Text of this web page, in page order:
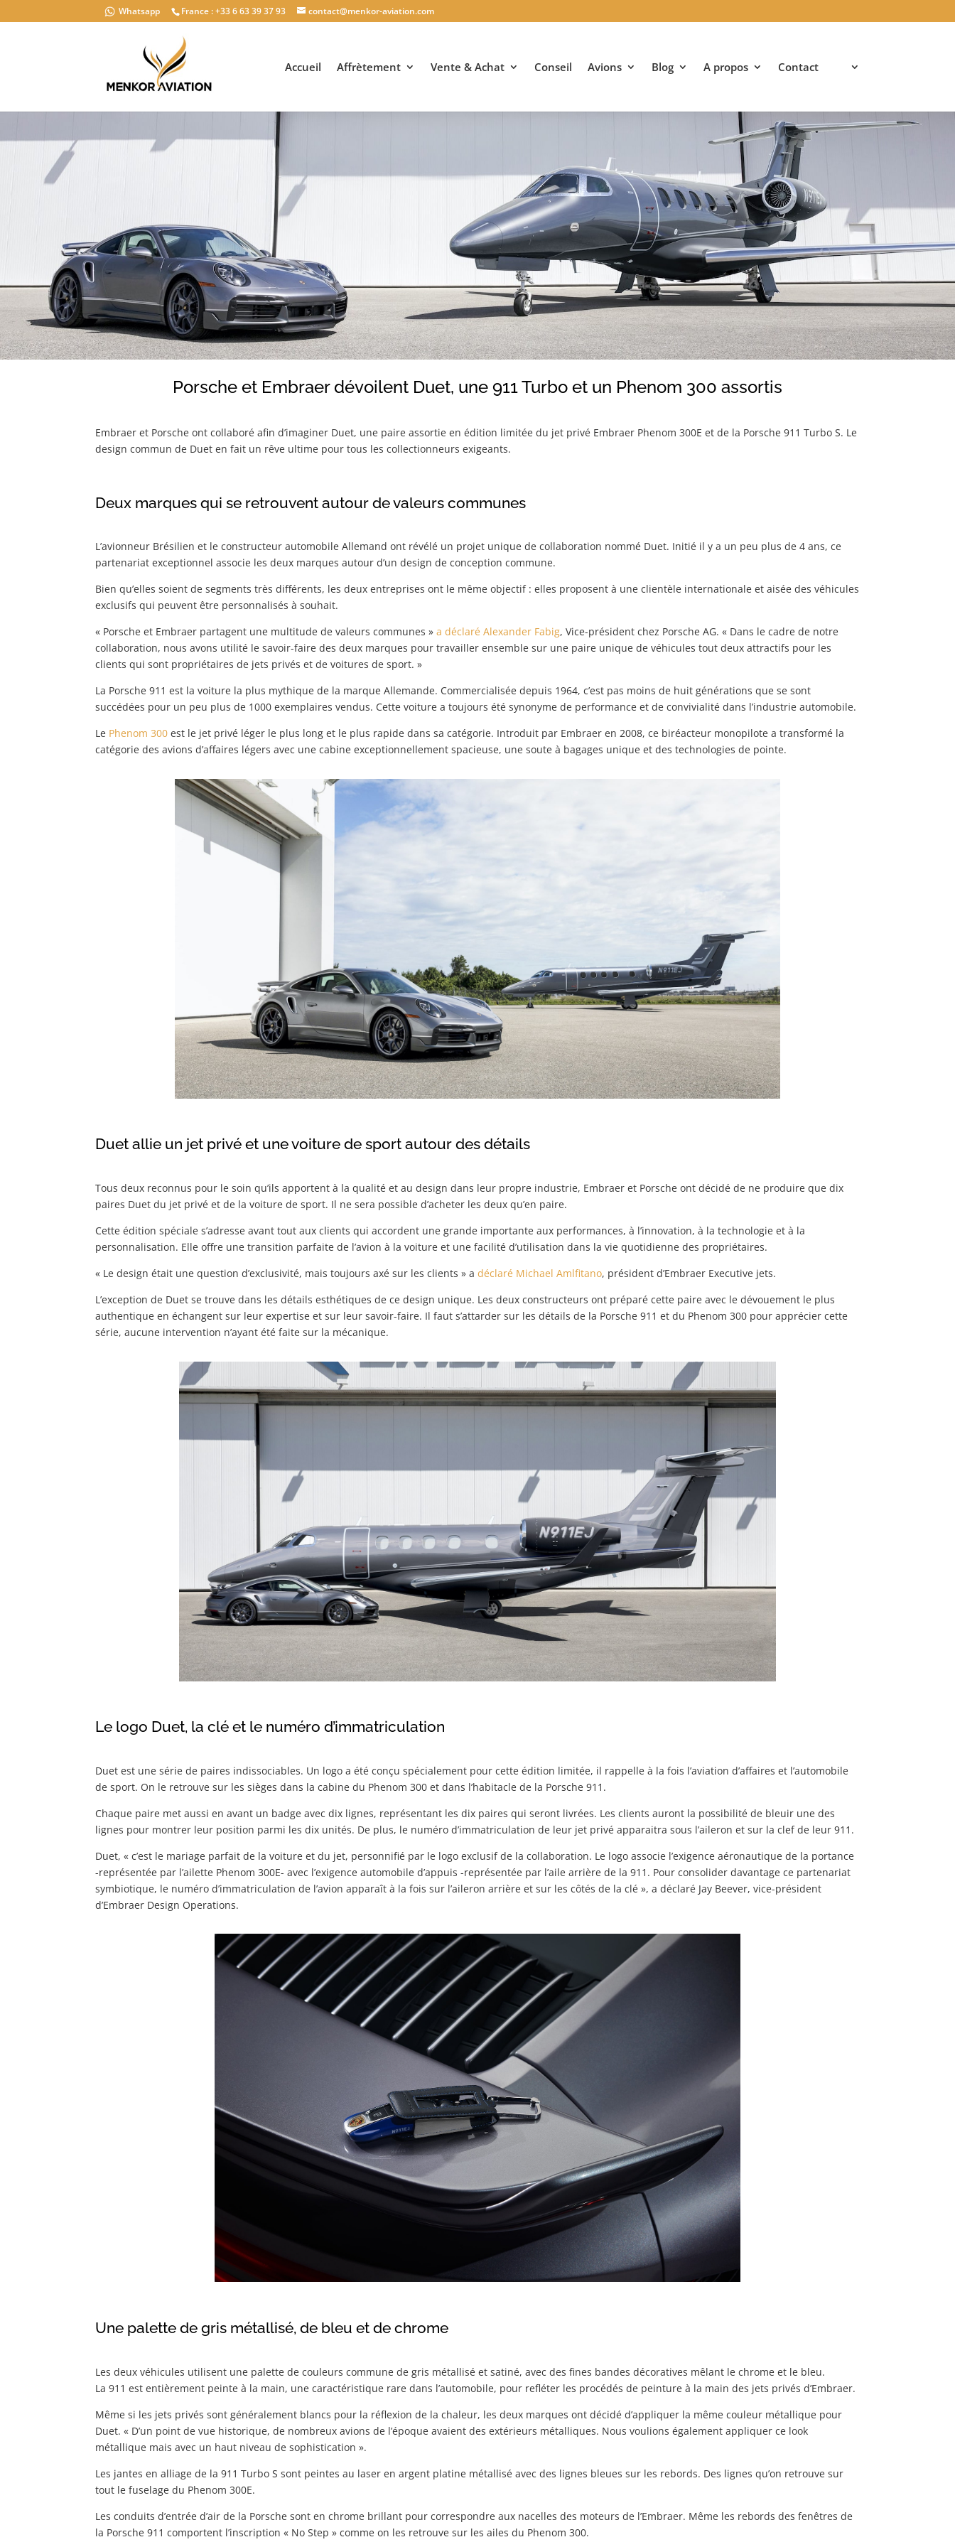
Whatsapp France : +33 6 63 39 37 93 contact@menkor-aviation.com
Accueil Affrètement Vente & Achat Conseil Avions Blog A propos Contact
Porsche et Embraer dévoilent Duet, une 911 Turbo et un Phenom 300 assortis
Embraer et Porsche ont collaboré afin d’imaginer Duet, une paire assortie en édition limitée du jet privé Embraer Phenom 300E et de la Porsche 911 Turbo S. Le
design commun de Duet en fait un rêve ultime pour tous les collectionneurs exigeants.
Deux marques qui se retrouvent autour de valeurs communes
L’avionneur Brésilien et le constructeur automobile Allemand ont révélé un projet unique de collaboration nommé Duet. Initié il y a un peu plus de 4 ans, ce
partenariat exceptionnel associe les deux marques autour d’un design de conception commune.
Bien qu’elles soient de segments très différents, les deux entreprises ont le même objectif : elles proposent à une clientèle internationale et aisée des véhicules
exclusifs qui peuvent être personnalisés à souhait.
« Porsche et Embraer partagent une multitude de valeurs communes »a déclaré Alexander Fabig, Vice-président chez Porsche AG. « Dans le cadre de notre
collaboration, nous avons utilité le savoir-faire des deux marques pour travailler ensemble sur une paire unique de véhicules tout deux attractifs pour les
clients qui sont propriétaires de jets privés et de voitures de sport. »
La Porsche 911 est la voiture la plus mythique de la marque Allemande. Commercialisée depuis 1964, c’est pas moins de huit générations que se sont
succédées pour un peu plus de 1000 exemplaires vendus. Cette voiture a toujours été synonyme de performance et de convivialité dans l’industrie automobile.
Le Phenom 300 est le jet privé léger le plus long et le plus rapide dans sa catégorie. Introduit par Embraer en 2008, ce biréacteur monopilote a transformé la
catégorie des avions d’affaires légers avec une cabine exceptionnellement spacieuse, une soute à bagages unique et des technologies de pointe.
Duet allie un jet privé et une voiture de sport autour des détails
Tous deux reconnus pour le soin qu’ils apportent à la qualité et au design dans leur propre industrie, Embraer et Porsche ont décidé de ne produire que dix
paires Duet du jet privé et de la voiture de sport. Il ne sera possible d’acheter les deux qu’en paire.
Cette édition spéciale s’adresse avant tout aux clients qui accordent une grande importante aux performances, à l’innovation, à la technologie et à la
personnalisation. Elle offre une transition parfaite de l’avion à la voiture et une facilité d’utilisation dans la vie quotidienne des propriétaires.
« Le design était une question d’exclusivité, mais toujours axé sur les clients » adéclaré Michael Amlfitano, président d’Embraer Executive jets.
L’exception de Duet se trouve dans les détails esthétiques de ce design unique. Les deux constructeurs ont préparé cette paire avec le dévouement le plus
authentique en échangent sur leur expertise et sur leur savoir-faire. Il faut s’attarder sur les détails de la Porsche 911 et du Phenom 300 pour apprécier cette
série, aucune intervention n’ayant été faite sur la mécanique.
Le logo Duet, la clé et le numéro d’immatriculation
Duet est une série de paires indissociables. Un logo a été conçu spécialement pour cette édition limitée, il rappelle à la fois l’aviation d’affaires et l’automobile
de sport. On le retrouve sur les sièges dans la cabine du Phenom 300 et dans l’habitacle de la Porsche 911.
Chaque paire met aussi en avant un badge avec dix lignes, représentant les dix paires qui seront livrées. Les clients auront la possibilité de bleuir une des
lignes pour montrer leur position parmi les dix unités. De plus, le numéro d’immatriculation de leur jet privé apparaitra sous l’aileron et sur la clef de leur 911.
Duet, « c’est le mariage parfait de la voiture et du jet, personnifié par le logo exclusif de la collaboration. Le logo associe l’exigence aéronautique de la portance
-représentée par l’ailette Phenom 300E- avec l’exigence automobile d’appuis -représentée par l’aile arrière de la 911. Pour consolider davantage ce partenariat
symbiotique, le numéro d’immatriculation de l’avion apparaît à la fois sur l’aileron arrière et sur les côtés de la clé », a déclaré Jay Beever, vice-président
d’Embraer Design Operations.
Une palette de gris métallisé, de bleu et de chrome
Les deux véhicules utilisent une palette de couleurs commune de gris métallisé et satiné, avec des fines bandes décoratives mêlant le chrome et le bleu.
La 911 est entièrement peinte à la main, une caractéristique rare dans l’automobile, pour refléter les procédés de peinture à la main des jets privés d’Embraer.
Même si les jets privés sont généralement blancs pour la réflexion de la chaleur, les deux marques ont décidé d’appliquer la même couleur métallique pour
Duet. « D’un point de vue historique, de nombreux avions de l’époque avaient des extérieurs métalliques. Nous voulions également appliquer ce look
métallique mais avec un haut niveau de sophistication ».
Les jantes en alliage de la 911 Turbo S sont peintes au laser en argent platine métallisé avec des lignes bleues sur les rebords. Des lignes qu’on retrouve sur
tout le fuselage du Phenom 300E.
Les conduits d’entrée d’air de la Porsche sont en chrome brillant pour correspondre aux nacelles des moteurs de l’Embraer. Même les rebords des fenêtres de
la Porsche 911 comportent l’inscription « No Step » comme on les retrouve sur les ailes du Phenom 300.